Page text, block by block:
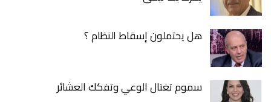
هل يحتملون إسقاط النظام ؟
سموم تغتال الوعي وتفكك العشائر